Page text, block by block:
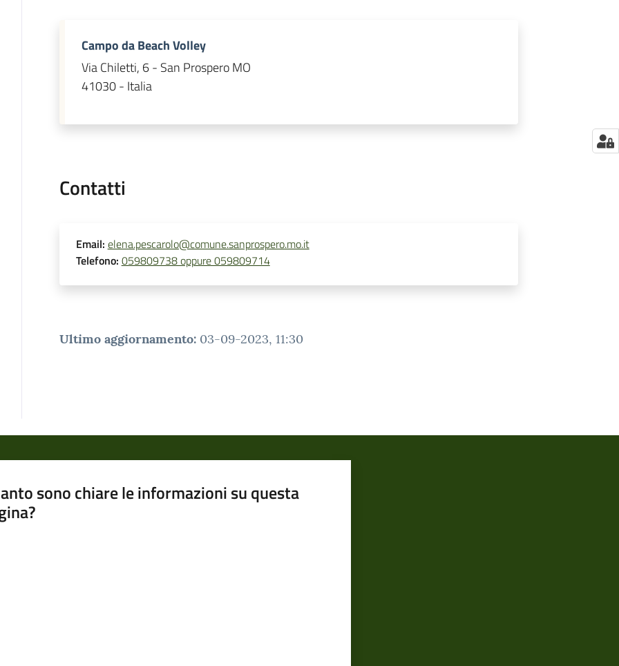
Campo da Beach Volley
Via Chiletti, 6 - San Prospero MO
41030 - Italia
Contatti
Email: elena.pescarolo@comune.sanprospero.mo.it
Telefono: 059809738 oppure 059809714
Ultimo aggiornamento: 03-09-2023, 11:30
sono chiare le informazioni su questa